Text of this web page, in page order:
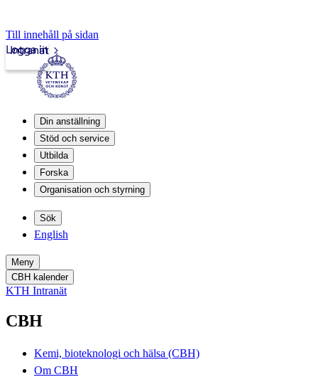
Till innehåll på sidan
Intranät
Logga in
Din anställning
Stöd och service
Utbilda
Forska
Organisation och styrning
Sök
English
Meny
CBH kalender
KTH Intranät
CBH
Kemi, bioteknologi och hälsa (CBH)
Om CBH